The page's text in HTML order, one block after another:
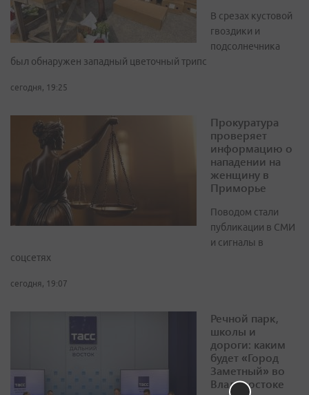
В срезах кустовой
гвоздики и
подсолнечника
был обнаружен западный цветочный трипс
сегодня, 19:25
Прокуратура
проверяет
информацию о
нападении на
женщину в
Приморье
Поводом стали
публикации в СМИ
и сигналы в
соцсетях
сегодня, 19:07
Речной парк,
школы и
дороги: каким
будет «Город
Заметный» во
Владивостоке